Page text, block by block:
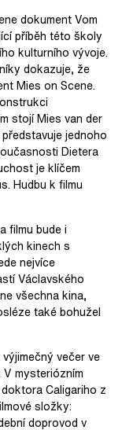
dokument Vom
příběh této školy
kulturního vývoje.
dokazuje, že
Mies on Scene.
stojí Mies van der
jednoho
Dietera
je klíčem
Hudbu k filmu
filmu bude i
kinech s
nejvíce
Václavského
všechna kina,
také bohužel
večer ve
mysteriózním
Caligariho z
složky:
doprovod v